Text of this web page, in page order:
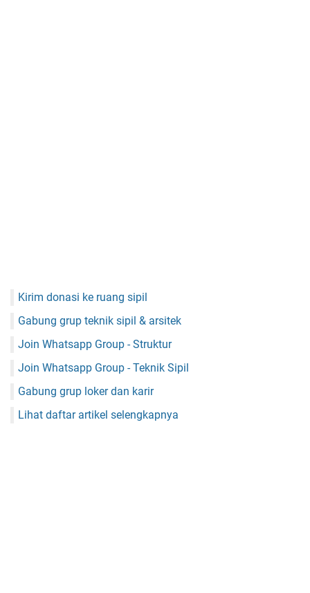
Kirim donasi ke ruang sipil
Gabung grup teknik sipil & arsitek
Join Whatsapp Group - Struktur
Join Whatsapp Group - Teknik Sipil
Gabung grup loker dan karir
Lihat daftar artikel selengkapnya